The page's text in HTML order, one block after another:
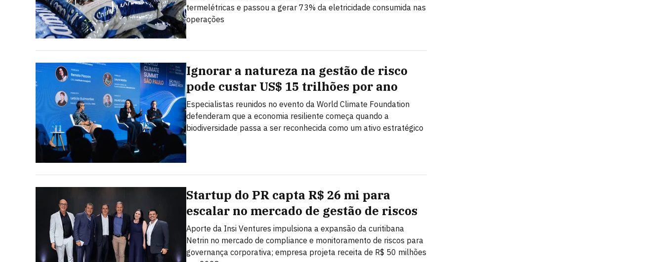
termelétricas e passou a gerar 73% da eletricidade consumida nas
operações
Ignorar a natureza na gestão de risco
pode custar US$ 15 trilhões por ano
Especialistas reunidos no evento da World Climate Foundation
defenderam que a economia resiliente começa quando a
biodiversidade passa a ser reconhecida como um ativo estratégico
Startup do PR capta R$ 26 mi para
escalar no mercado de gestão de riscos
Aporte da Insi Ventures impulsiona a expansão da curitibana
Netrin no mercado de compliance e monitoramento de riscos para
governança corporativa; empresa projeta receita de R$ 50 milhões